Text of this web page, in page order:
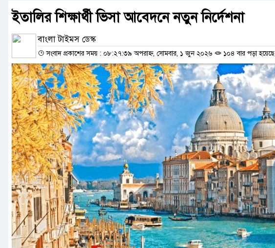
ইতালির শিক্ষার্থী ভিসা আবেদনে নতুন নির্দেশনা
বাংলা টাইমস ডেস্ক
সংবাদ প্রকাশের সময় : ০৮:২৭:৩৯ অপরাহ্ন, সোমবার, ১ জুন ২০২৬ ১০৪ বার পড়া হয়েছে